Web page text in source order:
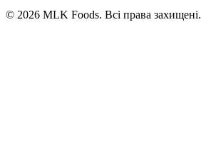
© 2026 MLK Foods. Всі права захищені.